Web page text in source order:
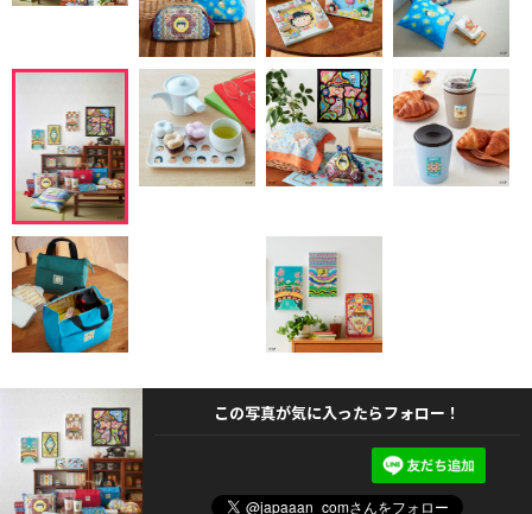
この写真が気に入ったらフォロー！